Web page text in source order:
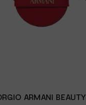
ARMANI BEAUTY